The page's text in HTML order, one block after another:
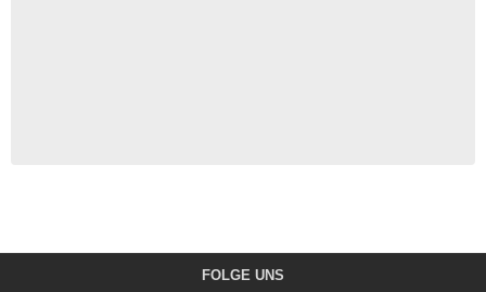
FOLGE UNS